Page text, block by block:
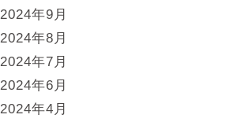
2024年9月
2024年8月
2024年7月
2024年6月
2024年4月